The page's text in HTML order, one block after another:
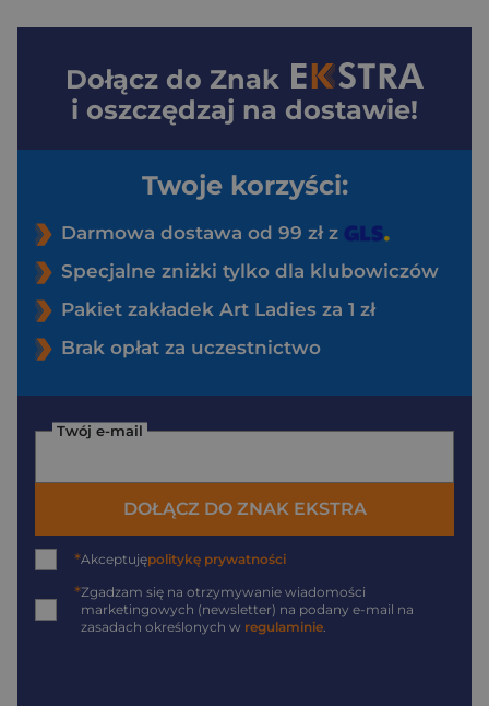
Dołącz do Znak
i oszczędzaj na dostawie!
Twoje korzyści:
Darmowa dostawa od 99 zł z
Specjalne zniżki tylko dla klubowiczów
Pakiet zakładek Art Ladies za 1 zł
Brak opłat za uczestnictwo
Twój e-mail
DOŁĄCZ DO ZNAK EKSTRA
*Akceptujępolitykę prywatności
*Zgadzam się na otrzymywanie wiadomości
marketingowych (newsletter) na podany e-mail na
zasadach określonych w regulaminie